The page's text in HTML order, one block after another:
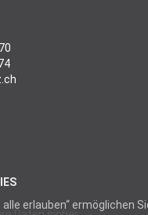
erlauben“ ermöglichen